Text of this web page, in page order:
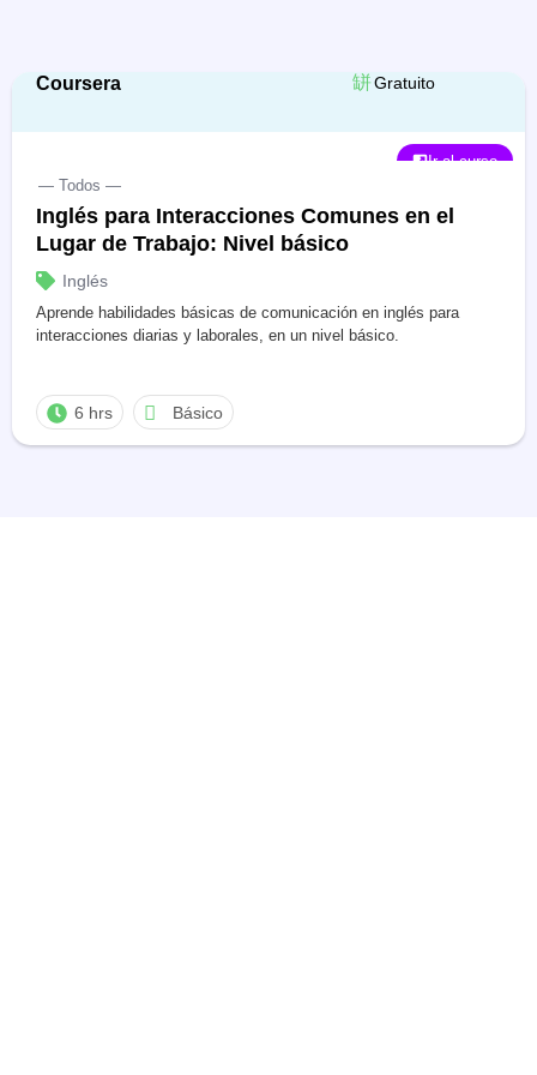
Coursera Gratuito
Ir al curso
— Todos —
Inglés para Interacciones Comunes en el
Lugar de Trabajo: Nivel básico
Inglés
Aprende habilidades básicas de comunicación en inglés para
interacciones diarias y laborales, en un nivel básico.
6 hrs Básico